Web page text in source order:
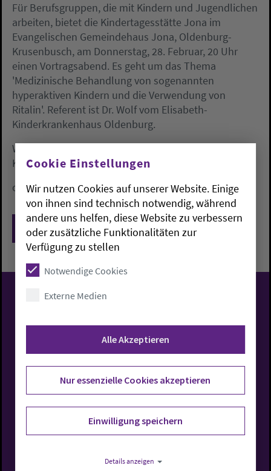
Für Berufsgruppen, die mit Kindern und Jugendlichen
arbeiten, bietet die Kindertagesstätte Jona im
Evangelischen Gemeindehaus Jona, Oldenburg-
Krusenbusch, am Donnerstag, 28. Februar, 20 Uhr
einen Vortragsabend. Es geht um das Thema
'Medizinische Behandlung von sogenannten
hyperaktiven Kindern und die Verwendung von
Ritalin'. Referent ist Dr. Wolf vom Elisabeth-
Kinderkrankenhaus Oldenburg.
Weitere Info unter 04 41 / 20 13 81 (Ev.
Kindertagesstätte Jona)
oeh
Zurück
Kirche in Oldenburg
Rufen Sie uns an
0441 7701-0
Cookie Einstellungen
Wir nutzen Cookies auf unserer Website. Einige
von ihnen sind technisch notwendig, während
andere uns helfen, diese Website zu verbessern
oder zusätzliche Funktionalitäten zur
Verfügung zu stellen
Notwendige Cookies
Externe Medien
Alle Akzeptieren
Nur essenzielle Cookies akzeptieren
Einwilligung speichern
Details anzeigen